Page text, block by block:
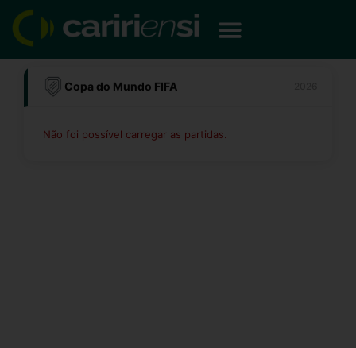
para
conteúdo
Copa do Mundo FIFA
Não foi possível carregar as partidas.